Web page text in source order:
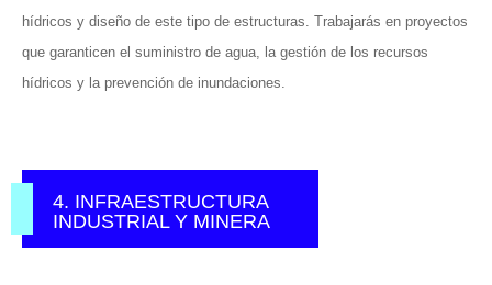
hídricos y diseño de este tipo de estructuras. Trabajarás en proyectos
que garanticen el suministro de agua, la gestión de los recursos
hídricos y la prevención de inundaciones.
4. INFRAESTRUCTURA
INDUSTRIAL Y MINERA